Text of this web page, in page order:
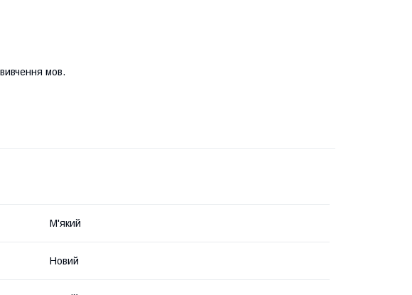
мов.
М'який
Новий